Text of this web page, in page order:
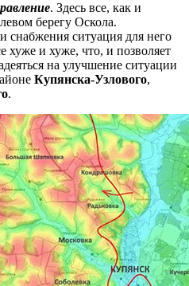
. Здесь все, как и
берегу Оскола.
снабжения ситуация для него
хуже и хуже, что, и позволяет
на улучшение ситуации
Купянска-Узлового,
.